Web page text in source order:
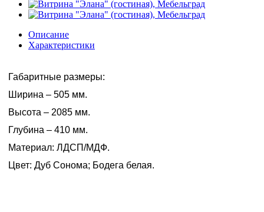
Описание
Характеристики
Габаритные размеры:
Ширина – 505 мм.
Высота – 2085 мм.
Глубина – 410 мм.
Материал: ЛДСП/МДФ.
Цвет: Дуб Сонома; Бодега белая.